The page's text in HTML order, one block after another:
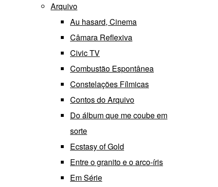
Arquivo
Au hasard, Cinema
Câmara Reflexiva
Civic TV
Combustão Espontânea
Constelações Fílmicas
Contos do Arquivo
Do álbum que me coube em
sorte
Ecstasy of Gold
Entre o granito e o arco-íris
Em Série